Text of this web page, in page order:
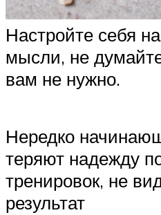
Настройте себя
мысли, не
вам не нужно.
Нередко
теряют надежду
тренировок, не
результат